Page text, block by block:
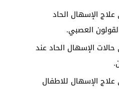
الإسهال الحاد
العصبي.
الإسهال الحاد عند
الإسهال للاطفال